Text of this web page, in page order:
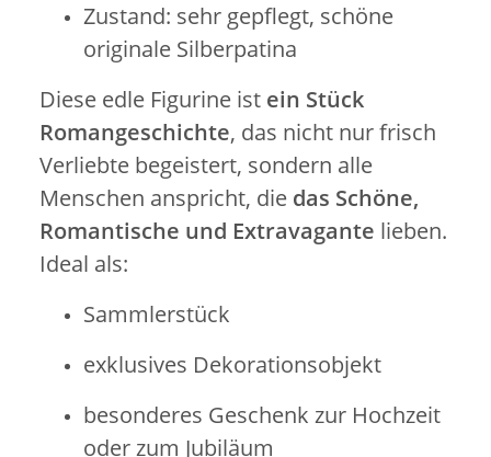
Zustand: sehr gepflegt, schöne
originale Silberpatina
Diese edle Figurine ist ein Stück
Romangeschichte, das nicht nur frisch
Verliebte begeistert, sondern alle
Menschen anspricht, die das Schöne,
Romantische und Extravagante lieben.
Ideal als:
Sammlerstück
exklusives Dekorationsobjekt
besonderes Geschenk zur Hochzeit
oder zum Jubiläum